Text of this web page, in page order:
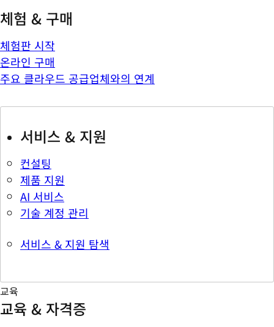
체험 & 구매
체험판 시작
온라인 구매
주요 클라우드 공급업체와의 연계
서비스 & 지원
컨설팅
제품 지원
AI 서비스
기술 계정 관리
서비스 & 지원 탐색
교육
교육 & 자격증